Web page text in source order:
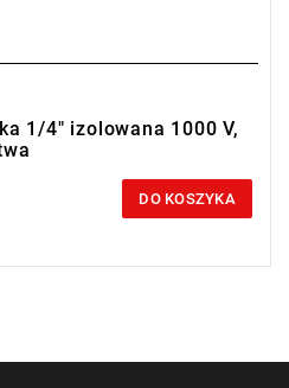
1/4" izolowana 1000 V,
DO KOSZYKA